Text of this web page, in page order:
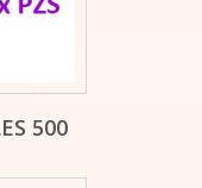
500